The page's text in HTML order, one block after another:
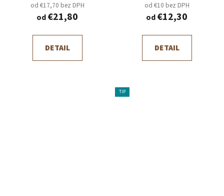
od €17,70 bez DPH
od€21,80
DETAIL
od €10 bez DPH
od€12,30
DETAIL
TIP